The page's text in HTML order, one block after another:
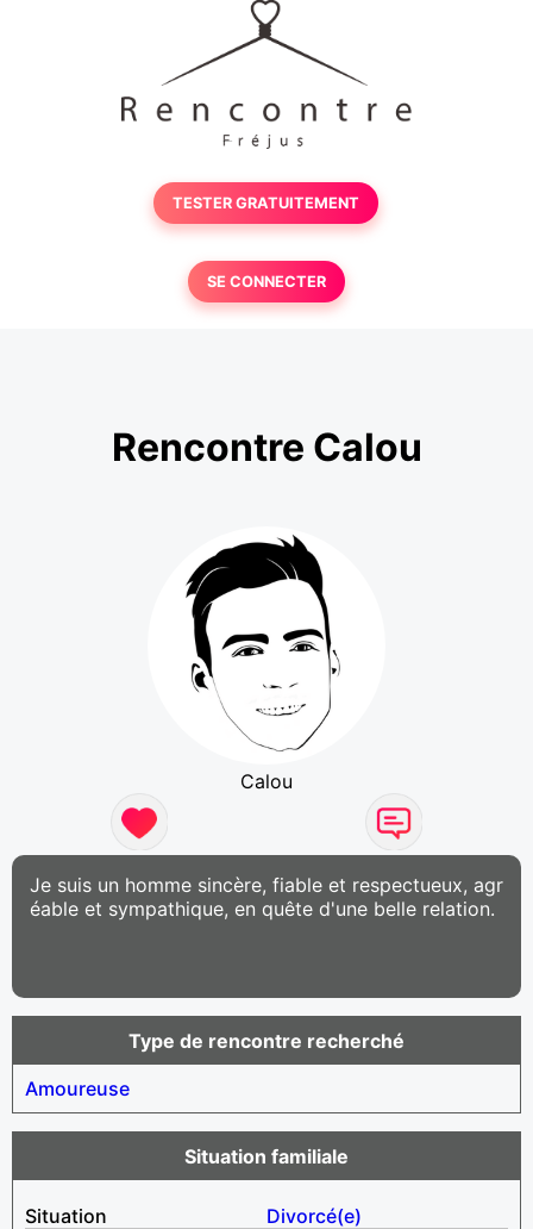
TESTER GRATUITEMENT
SE CONNECTER
Rencontre Calou
Calou
Je suis un homme sincère, fiable et respectueux, agr
éable et sympathique, en quête d'une belle relation.
Type de rencontre recherché
Amoureuse
Situation familiale
Situation
Divorcé(e)